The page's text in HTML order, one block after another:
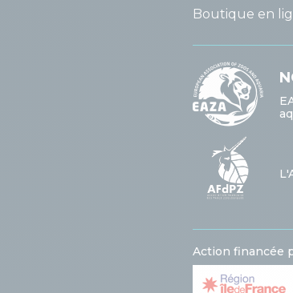
Boutique en
Action financée